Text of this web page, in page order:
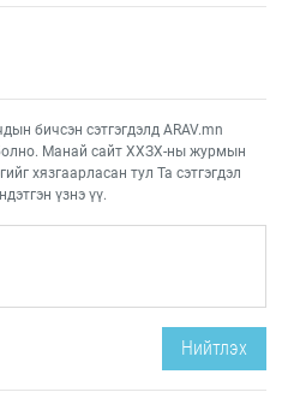
бичсэн сэтгэгдэлд ARAV.mn
Манай сайт ХХЗХ-ны журмын
хязгаарласан тул Та сэтгэгдэл
үзнэ үү.
Нийтлэх